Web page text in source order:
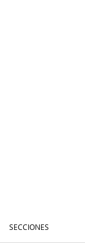
SECCIONES